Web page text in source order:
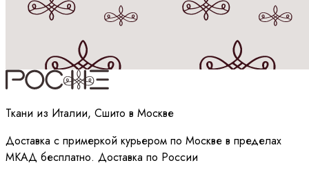
Принимаюполитикуобработки данных
Ткани из Италии, Сшито в Москве
Доставка с примеркой курьером по Москве в пределах
МКАД бесплатно. Доставка по России